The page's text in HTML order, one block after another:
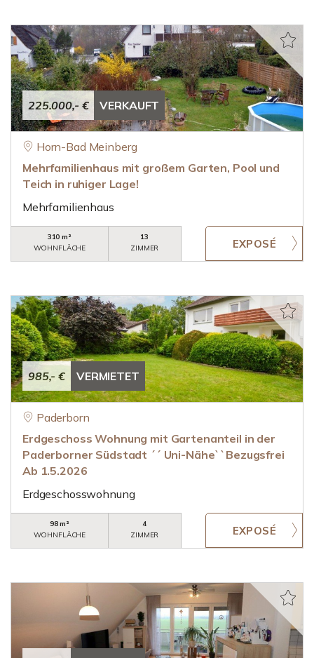
225.000,- € VERKAUFT
Horn-Bad Meinberg
Mehrfamilienhaus mit großem Garten, Pool und
Teich in ruhiger Lage!
Mehrfamilienhaus
310 m²
WOHNFLÄCHE
13
ZIMMER
985,- € VERMIETET
Paderborn
Erdgeschoss Wohnung mit Gartenanteil in der
Paderborner Südstadt ´´ Uni-Nähe``Bezugsfrei
Ab 1.5.2026
Erdgeschosswohnung
98 m²
WOHNFLÄCHE
4
ZIMMER